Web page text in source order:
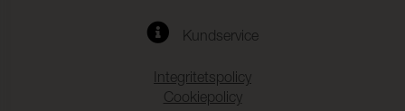
Kundservice
Integritetspolicy
Cookiepolicy